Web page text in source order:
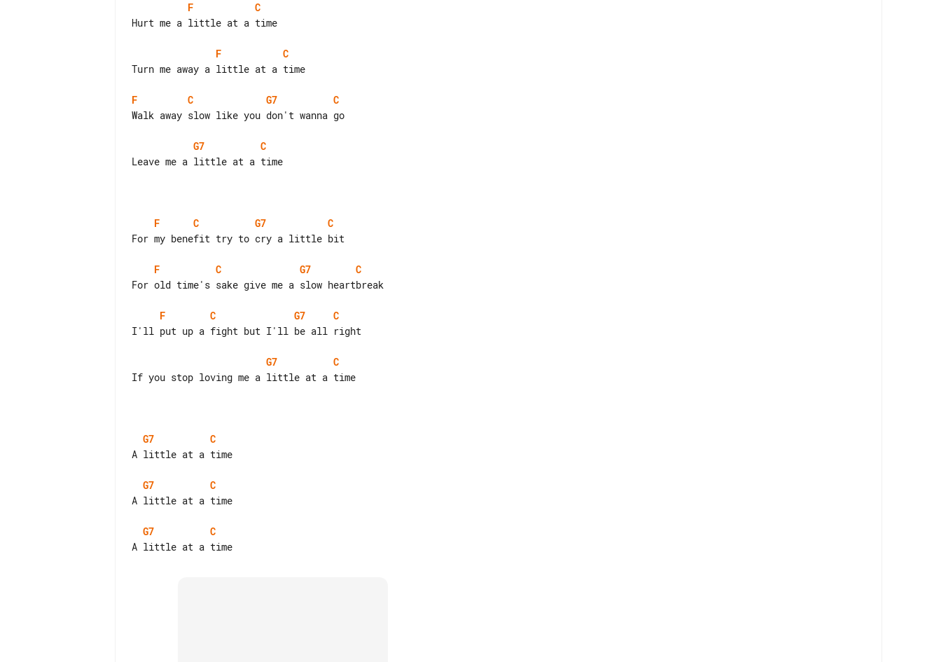
F
C
Hurt me a little at a time
F
C
Turn me away a little at a time
F C G7
C
Walk away slow like you don't wanna go
G7
C
Leave me a little at a time
F C G7
C
For my benefit try to cry a little bit
F C G7
C
For old time's sake give me a slow heartbreak
F C G7
C
I'll put up a fight but I'll be all right
G7
C
If you stop loving me a little at a time
G7
C
A little at a time
G7
C
A little at a time
G7
C